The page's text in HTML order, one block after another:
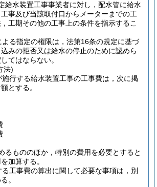
給水装置工事事業者に対し，配水管に給水
事及び当該取付口からメーターまでの工
工期その他の工事上の条件を指示するこ
よる指定の権限は，法第16条の規定に基づ
みの拒否又は給水の停止のために認めら
てはならない。
法)
施行する給水装置工事の工事費は，次に掲
とする。
るもののほか，特別の費用を必要とすると
加算する。
る工事費の算出に関して必要な事項は，別
。